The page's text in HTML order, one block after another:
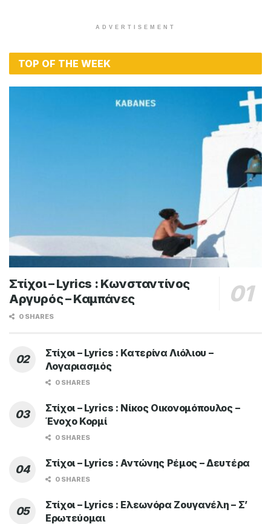
ADVERTISEMENT
TOP OF THE WEEK
Στίχοι – Lyrics : Κωνσταντίνος
Αργυρός – Καμπάνες
0 SHARES
Στίχοι – Lyrics : Κατερίνα Λιόλιου –
Λογαριασμός
0 SHARES
Στίχοι – Lyrics : Νίκος Οικονομόπουλος –
Ένοχο Κορμί
0 SHARES
Στίχοι – Lyrics : Αντώνης Ρέμος – Δευτέρα
0 SHARES
Στίχοι – Lyrics : Ελεωνόρα Ζουγανέλη – Σ’
Ερωτεύομαι